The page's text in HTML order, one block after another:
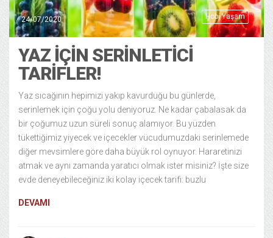
Hobi Yaşam
24/07/2020
YAZ İÇİN SERİNLETİCİ
TARİFLER!
Yaz sıcağının hepimizi yakıp kavurduğu bu günlerde,
serinlemek için çoğu yolu deniyoruz. Ne kadar çabalasak da
bir çoğumuz uzun süreli sonuç alamıyor. Bu yüzden
tükettiğimiz yiyecek ve içecekler vücudumuzdaki serinlemede
diğer mevsimlere göre daha büyük rol oynuyor. Hararetinizi
atmak ve aynı zamanda yaratıcı olmak ister misiniz? İşte size
evde deneyebileceğiniz iki kolay içecek tarifi: buzlu
DEVAMI